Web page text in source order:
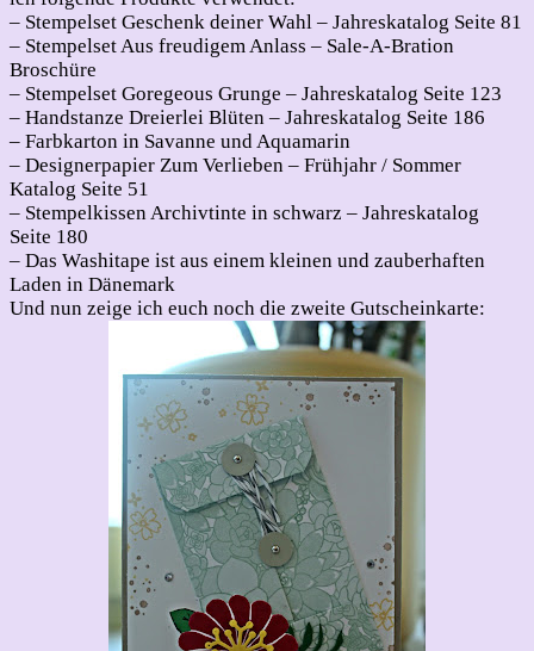
– Stempelset Geschenk deiner Wahl – Jahreskatalog Seite 81
– Stempelset Aus freudigem Anlass – Sale-A-Bration
Broschüre
– Stempelset Goregeous Grunge – Jahreskatalog Seite 123
– Handstanze Dreierlei Blüten – Jahreskatalog Seite 186
– Farbkarton in Savanne und Aquamarin
– Designerpapier Zum Verlieben – Frühjahr / Sommer
Katalog Seite 51
– Stempelkissen Archivtinte in schwarz – Jahreskatalog
Seite 180
– Das Washitape ist aus einem kleinen und zauberhaften
Laden in Dänemark
Und nun zeige ich euch noch die zweite Gutscheinkarte: